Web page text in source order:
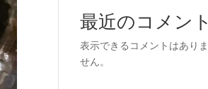
最近のコメント
表示できるコメントはありま
せん。